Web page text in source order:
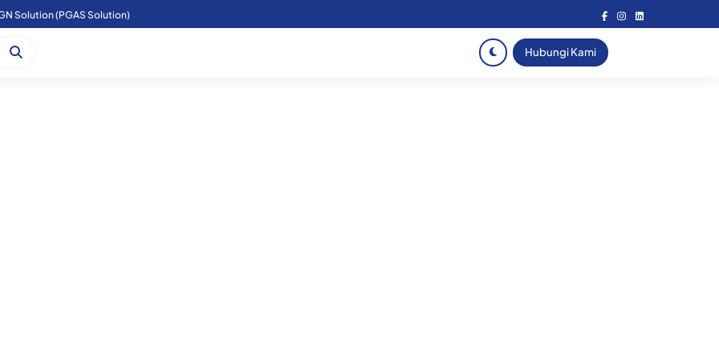
Solution (PGAS Solution)
Hubungi Kami